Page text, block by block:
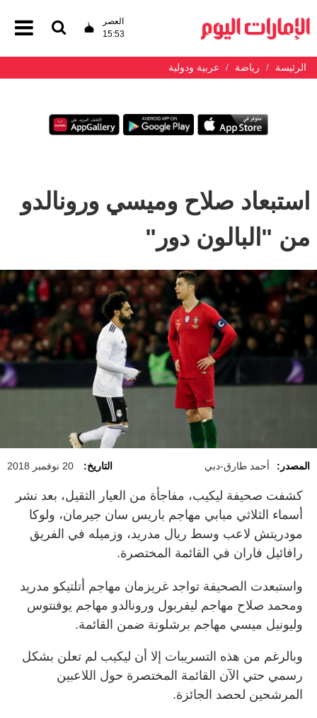
العصر
15:53
الرئيسة رياضة عربية ودولية
استبعاد صلاح وميسي ورونالدو
من "البالون دور"
المصدر: أحمد طارق-دبي التاريخ: 20 نوفمبر 2018
كشفت صحيفة ليكيب، مفاجأة من العيار الثقيل، بعد نشر
أسماء الثلاثي مبابي مهاجم باريس سان جيرمان، ولوكا
مودريتش لاعب وسط ريال مدريد، وزميله في الفريق
رافائيل فاران في القائمة المختصرة.
واستبعدت الصحيفة تواجد غريزمان مهاجم أتلتيكو مدريد
ومحمد صلاح مهاجم ليفربول ورونالدو مهاجم يوفنتوس
وليونيل ميسي مهاجم برشلونة ضمن القائمة.
وبالرغم من هذه التسريبات إلا أن ليكيب لم تعلن بشكل
رسمي حتي الآن القائمة المختصرة حول اللاعبين
المرشحين لحصد الجائزة.